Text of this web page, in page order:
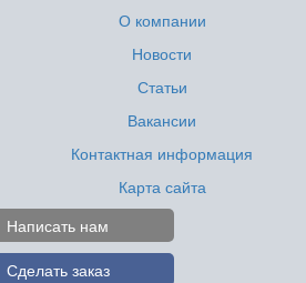
О компании
Новости
Статьи
Вакансии
Контактная информация
Карта сайта
Написать нам
Сделать заказ